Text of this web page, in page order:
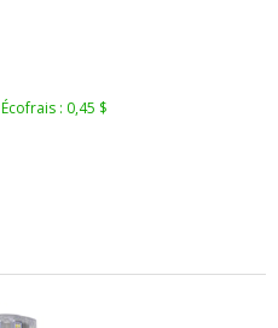
Écofrais : 0,45 $